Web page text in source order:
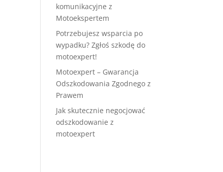
komunikacyjne z
Motoekspertem
Potrzebujesz wsparcia po
wypadku? Zgłoś szkodę do
motoexpert!
Motoexpert – Gwarancja
Odszkodowania Zgodnego z
Prawem
Jak skutecznie negocjować
odszkodowanie z
motoexpert